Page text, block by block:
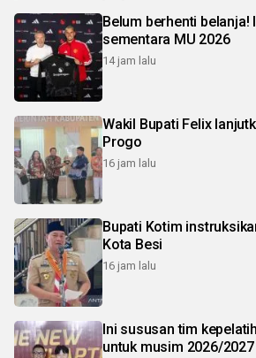
Belum berhenti
sementara MU 2026
14 jam lalu
Wakil Bupati Felix
Progo
16 jam lalu
Bupati Kotim
Kota Besi
16 jam lalu
Ini sususan tim
untuk musim 2026/2027